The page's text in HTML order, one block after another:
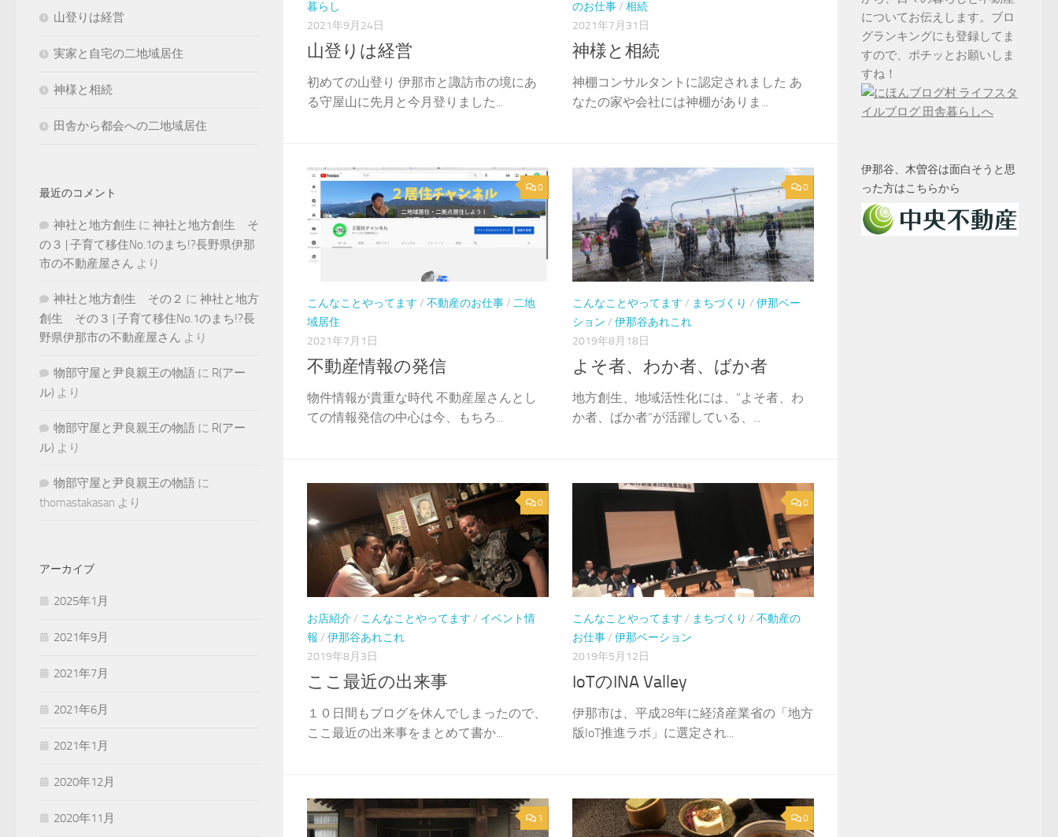
暮らし
2021年9月24日
山登りは経営
初めての山登り 伊那市と諏訪市の境にあ
る守屋山に先月と今月登りました...
のお仕事/ 相続
2021年7月31日
神様と相続
神棚コンサルタントに認定されました あ
なたの家や会社には神棚がありま...
0
こんなことやってます / 不動産のお仕事/ 二地
域居住
2021年7月1日
不動産情報の発信
物件情報が貴重な時代 不動産屋さんとし
ての情報発信の中心は今、もちろ...
0
こんなことやってます / まちづくり / 伊那ベー
ション / 伊那谷あれこれ
2019年8月18日
よそ者、わか者、ばか者
地方創生、地域活性化には、”よそ者、わ
か者、ばか者”が活躍している、...
0
お店紹介/ こんなことやってます / イベント情
報 / 伊那谷あれこれ
2019年8月3日
ここ最近の出来事
１０日間もブログを休んでしまったので、
ここ最近の出来事をまとめて書か...
0
こんなことやってます / まちづくり / 不動産の
お仕事/ 伊那ベーション
2019年5月12日
IoTのINA Valley
伊那市は、平成28年に経済産業省の「地方
版IoT推進ラボ」に選定され...
1 0
山登りは経営
実家と自宅の二地域居住
神様と相続
田舎から都会への二地域居住
最近のコメント
神社と地方創生 に 神社と地方創生 そ
の３ | 子育て移住No.1のまち!?長野県伊那
市の不動産屋さん より
神社と地方創生 その２ に 神社と地方
創生 その３ | 子育て移住No.1のまち!?長
野県伊那市の不動産屋さん より
物部守屋と尹良親王の物語 に R(アー
ル) より
物部守屋と尹良親王の物語 に R(アー
ル) より
物部守屋と尹良親王の物語 に
thomastakasan より
アーカイブ
2025年1月
2021年9月
2021年7月
2021年6月
2021年1月
2020年12月
2020年11月
についてお伝えします。ブロ
グランキングにも登録してま
すので、ポチッとお願いしま
すね！
伊那谷、木曽谷は面白そうと思
った方はこちらから